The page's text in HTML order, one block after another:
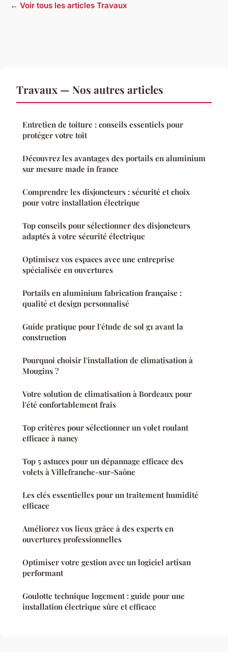
← Voir tous les articles Travaux
Travaux — Nos autres articles
Entretien de toiture : conseils essentiels pour
protéger votre toit
Découvrez les avantages des portails en aluminium
sur mesure made in france
Comprendre les disjoncteurs : sécurité et choix
pour votre installation électrique
Top conseils pour sélectionner des disjoncteurs
adaptés à votre sécurité électrique
Optimisez vos espaces avec une entreprise
spécialisée en ouvertures
Portails en aluminium fabrication française :
qualité et design personnalisé
Guide pratique pour l'étude de sol g1 avant la
construction
Pourquoi choisir l'installation de climatisation à
Mougins ?
Votre solution de climatisation à Bordeaux pour
l'été confortablement frais
Top critères pour sélectionner un volet roulant
efficace à nancy
Top 5 astuces pour un dépannage efficace des
volets à Villefranche-sur-Saône
Les clés essentielles pour un traitement humidité
efficace
Améliorez vos lieux grâce à des experts en
ouvertures professionnelles
Optimiser votre gestion avec un logiciel artisan
performant
Goulotte technique logement : guide pour une
installation électrique sûre et efficace